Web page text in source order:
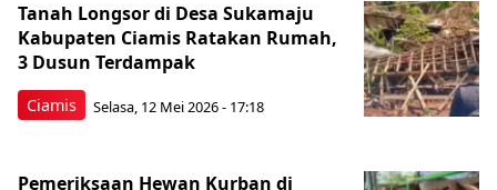
Ciamis
Tanah Longsor di Desa Sukamaju
Kabupaten Ciamis Ratakan Rumah,
3 Dusun Terdampak
Selasa, 12 Mei 2026 - 17:18
Pemeriksaan Hewan Kurban di